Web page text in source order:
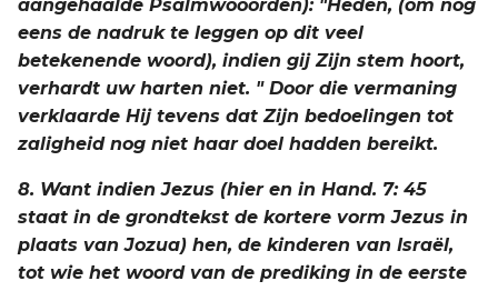
aangehaalde Psalmwooorden): "Heden, (om nog
eens de nadruk te leggen op dit veel
betekenende woord), indien gij Zijn stem hoort,
verhardt uw harten niet. " Door die vermaning
verklaarde Hij tevens dat Zijn bedoelingen tot
zaligheid nog niet haar doel hadden bereikt.
8. Want indien Jezus (hier en in Hand. 7: 45
staat in de grondtekst de kortere vorm Jezus in
plaats van Jozua) hen, de kinderen van Israël,
tot wie het woord van de prediking in de eerste